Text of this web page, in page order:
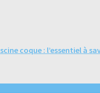
coque : l’essentiel à